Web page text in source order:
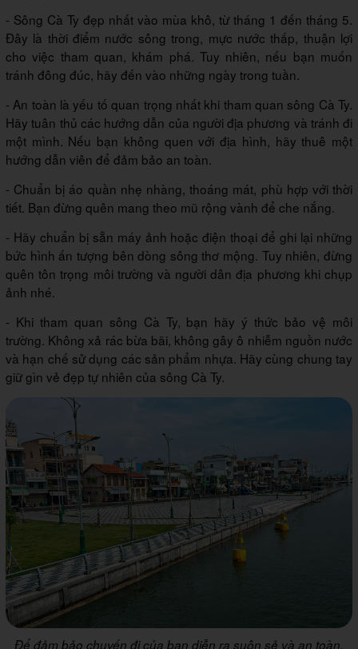
- Sông Cà Ty đẹp nhất vào mùa khô, từ tháng 1 đến tháng 5.
Đây là thời điểm nước sông trong, mực nước thấp, thuận lợi
cho việc tham quan, khám phá. Tuy nhiên, nếu bạn muốn
tránh đông đúc, hãy đến vào những ngày trong tuần.
- An toàn là yếu tố quan trọng nhất khi tham quan sông Cà Ty.
Hãy tuân thủ các hướng dẫn của người địa phương và tránh đi
một mình. Nếu bạn không quen với địa hình, hãy thuê một
hướng dẫn viên để đảm bảo an toàn.
- Chuẩn bị áo quần nhẹ nhàng, thoáng mát, phù hợp với thời
tiết. Bạn đừng quên mang theo mũ rộng vành để che nắng.
- Hãy chuẩn bị sẵn máy ảnh hoặc điện thoại để ghi lại những
bức hình ấn tượng bên dòng sông thơ mộng. Tuy nhiên, đừng
quên tôn trọng môi trường và người dân địa phương khi chụp
ảnh nhé.
- Khi tham quan sông Cà Ty, bạn hãy ý thức bảo vệ môi
trường. Không xả rác bừa bãi, không gây ô nhiễm nguồn nước
và hạn chế sử dụng các sản phẩm nhựa. Hãy cùng chung tay
giữ gìn vẻ đẹp tự nhiên của sông Cà Ty.
Để đảm bảo chuyến đi của bạn diễn ra suôn sẻ và an toàn,